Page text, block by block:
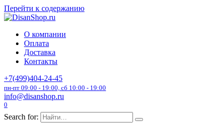
Перейти к содержанию
О компании
Оплата
Доставка
Контакты
+7(499)404-24-45
пн-пт 09:00 - 19:00, сб 10:00 - 19:00
info@disanshop.ru
0
Search for: